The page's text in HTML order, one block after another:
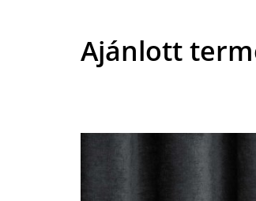
Ajánlott